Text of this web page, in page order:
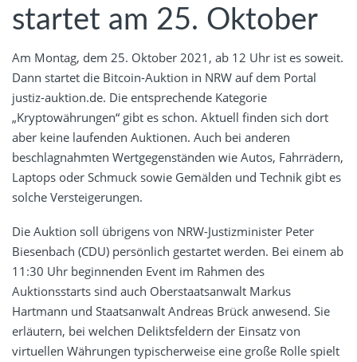
startet am 25. Oktober
Am Montag, dem 25. Oktober 2021, ab 12 Uhr ist es soweit.
Dann startet die Bitcoin-Auktion in NRW auf dem Portal
justiz-auktion.de. Die entsprechende Kategorie
„Kryptowährungen“ gibt es schon. Aktuell finden sich dort
aber keine laufenden Auktionen. Auch bei anderen
beschlagnahmten Wertgegenständen wie Autos, Fahrrädern,
Laptops oder Schmuck sowie Gemälden und Technik gibt es
solche Versteigerungen.
Die Auktion soll übrigens von NRW-Justizminister Peter
Biesenbach (CDU) persönlich gestartet werden. Bei einem ab
11:30 Uhr beginnenden Event im Rahmen des
Auktionsstarts sind auch Oberstaatsanwalt Markus
Hartmann und Staatsanwalt Andreas Brück anwesend. Sie
erläutern, bei welchen Deliktsfeldern der Einsatz von
virtuellen Währungen typischerweise eine große Rolle spielt